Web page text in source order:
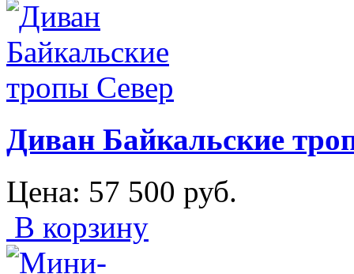
Диван Байкальские
Цена: 57 500 руб.
В корзину